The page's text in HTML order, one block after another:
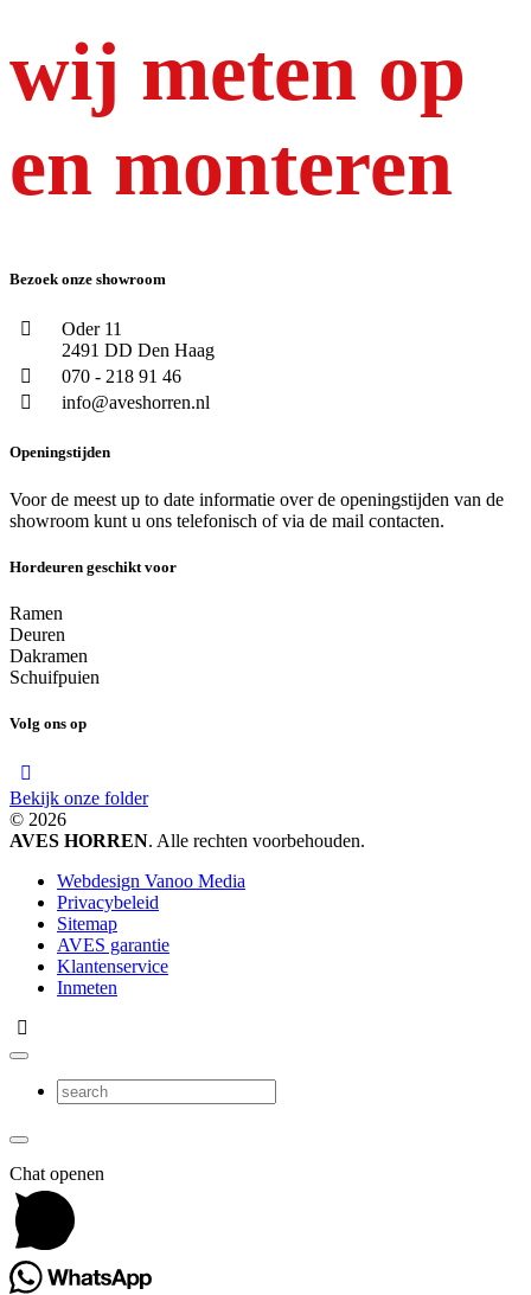
wij meten op
en monteren
Bezoek onze showroom
Oder 11
2491 DD Den Haag
070 - 218 91 46
info@aveshorren.nl
Openingstijden
Voor de meest up to date informatie over de openingstijden van de
showroom kunt u ons telefonisch of via de mail contacten.
Hordeuren geschikt voor
Ramen
Deuren
Dakramen
Schuifpuien
Volg ons op
Bekijk onze folder
© 2026
AVES HORREN. Alle rechten voorbehouden.
Webdesign Vanoo Media
Privacybeleid
Sitemap
AVES garantie
Klantenservice
Inmeten
Chat openen